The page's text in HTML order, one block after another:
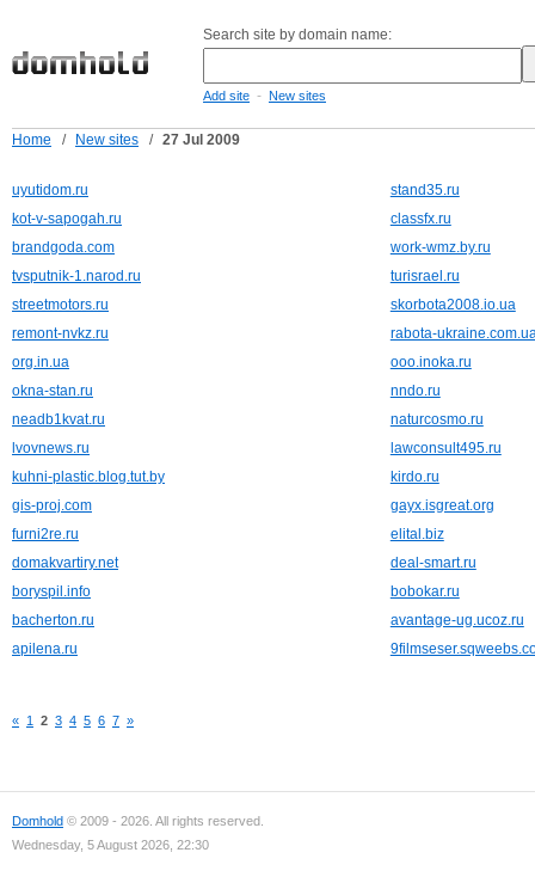
Search site by domain name:
Add site - New sites
Home / New sites / 27 Jul 2009
uyutidom.ru
stand35.ru
kot-v-sapogah.ru
classfx.ru
brandgoda.com
work-wmz.by.ru
tvsputnik-1.narod.ru
turisrael.ru
streetmotors.ru
skorbota2008.io.ua
remont-nvkz.ru
rabota-
org.in.ua
ooo.inoka.ru
okna-stan.ru
nndo.ru
neadb1kvat.ru
naturcosmo.ru
lvovnews.ru
lawconsult495.ru
kuhni-plastic.blog.tut.by
kirdo.ru
gis-proj.com
gayx.isgreat.org
furni2re.ru
elital.biz
domakvartiry.net
deal-smart.ru
boryspil.info
bobokar.ru
bacherton.ru
avantage-ug.ucoz.ru
apilena.ru
« 1 2 3 4 5 6 7 »
Domhold © 2009 - 2026. All rights reserved.
Wednesday, 5 August 2026, 22:30